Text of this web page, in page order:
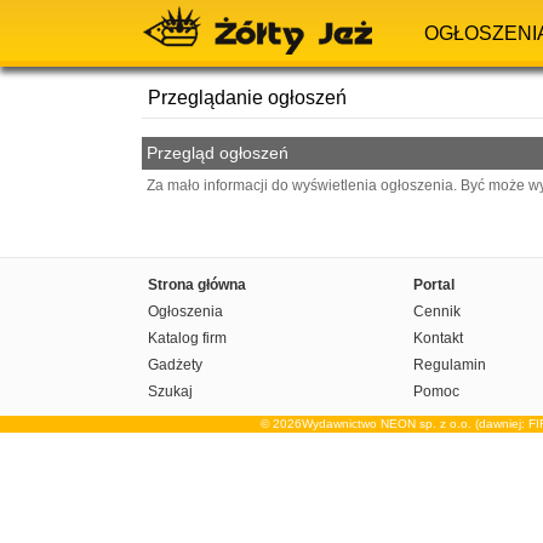
Przeglądanie ogłoszeń
Przegląd ogłoszeń
Za mało informacji do wyświetlenia ogłoszenia. Być może
Strona główna
Ogłoszenia
Katalog firm
Gadżety
Szukaj
Portal
Cennik
Kontakt
Regulamin
Pomoc
© 2026Wydawnictwo NEON sp. z o.o. (dawniej: